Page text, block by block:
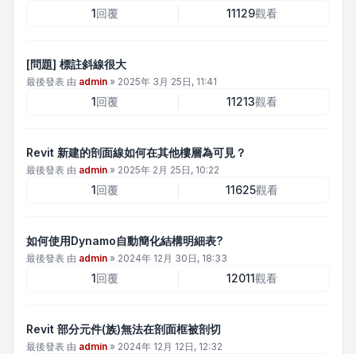
1回覆 11129觀看
[問題] 標註斜線很大
最後發表 由 admin » 2025年 3月 25日, 11:41
1回覆 11213觀看
Revit 新建的剖面線如何在其他樓層為可見？
最後發表 由 admin » 2025年 2月 25日, 10:22
1回覆 11625觀看
如何使用Dynamo自動簡化結構明細表?
最後發表 由 admin » 2024年 12月 30日, 18:33
1回覆 12011觀看
Revit 部分元件(族)無法在剖面框被剖切
最後發表 由 admin » 2024年 12月 12日, 12:32